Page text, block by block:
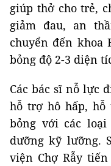
giúp thở cho trẻ,
giảm đau, an
chuyển đến khoa
bỏng độ 2-3 diện
Các bác sĩ nỗ lực
hỗ trợ hô hấp, hỗ
bỏng với các
dưỡng kỹ lưỡng.
viện Chợ Rẫy